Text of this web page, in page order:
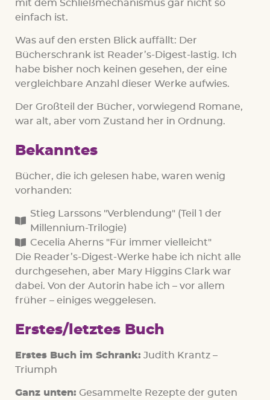
mit dem Schließmechanismus gar nicht so
einfach ist.
Was auf den ersten Blick auffällt: Der
Bücherschrank ist Reader’s-Digest-lastig. Ich
habe bisher noch keinen gesehen, der eine
vergleichbare Anzahl dieser Werke aufwies.
Der Großteil der Bücher, vorwiegend Romane,
war alt, aber vom Zustand her in Ordnung.
Bekanntes
Bücher, die ich gelesen habe, waren wenig
vorhanden:
Stieg Larssons "Verblendung" (Teil 1 der
Millennium-Trilogie)
Cecelia Aherns "Für immer vielleicht"
Die Reader’s-Digest-Werke habe ich nicht alle
durchgesehen, aber Mary Higgins Clark war
dabei. Von der Autorin habe ich – vor allem
früher – einiges weggelesen.
Erstes/letztes Buch
Erstes Buch im Schrank: Judith Krantz –
Triumph
Ganz unten: Gesammelte Rezepte der guten